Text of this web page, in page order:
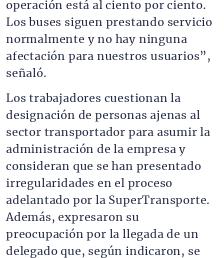
operación está al ciento por ciento.
Los buses siguen prestando servicio
normalmente y no hay ninguna
afectación para nuestros usuarios”,
señaló.
Los trabajadores cuestionan la
designación de personas ajenas al
sector transportador para asumir la
administración de la empresa y
consideran que se han presentado
irregularidades en el proceso
adelantado por la SuperTransporte.
Además, expresaron su
preocupación por la llegada de un
delegado que, según indicaron, se